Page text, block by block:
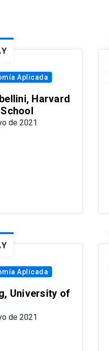
Aplicada
Harvard
de 2021
Aplicada
University of
de 2021